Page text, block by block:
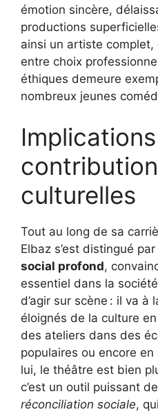
émotion sincère,
productions
ainsi un artiste complet,
entre choix
éthiques demeure
nombreux jeunes
culturelles
Tout au long de sa
Elbaz s’est distingué par
social profond,
essentiel dans la
d’agir sur scène : il va
éloignés de la culture
des ateliers dans des
populaires ou encore
lui, le théâtre est bien
c’est un outil puissant de
réconciliation sociale,